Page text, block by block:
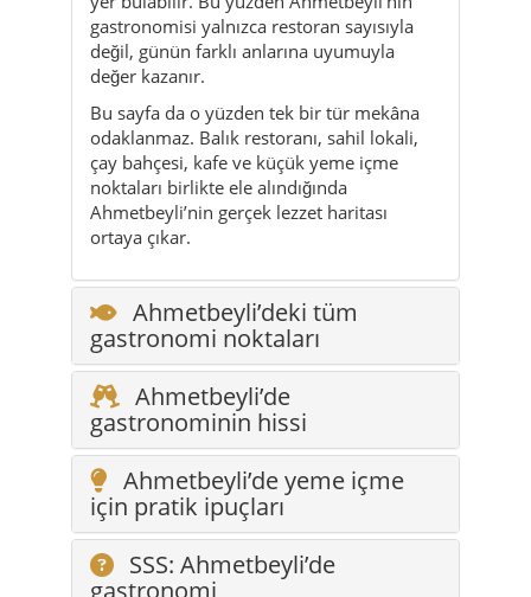
odaklanmaz. Balık restoranı, sahil lokali,
çay bahçesi, kafe ve küçük yeme içme
noktaları birlikte ele alındığında
Ahmetbeyli’nin gerçek lezzet haritası
ortaya çıkar.
Ahmetbeyli’deki tüm
gastronomi noktaları
Ahmetbeyli’de
gastronominin hissi
Ahmetbeyli’de yeme içme
için pratik ipuçları
SSS: Ahmetbeyli’de
gastronomi
Kasabadaki lezzet bölgeleri
ve kısa açıklamaları